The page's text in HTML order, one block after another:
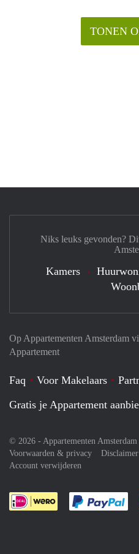
TONEN
Op Appartementen Amsterdam
Appartement
Faq Voor Makelaars
Gratis je Appartement
© 2026 - Appartementen
Voorwaarden & privacy
Disclaimer
Account verwijderen
Niks leuks gevonden?
Kamers